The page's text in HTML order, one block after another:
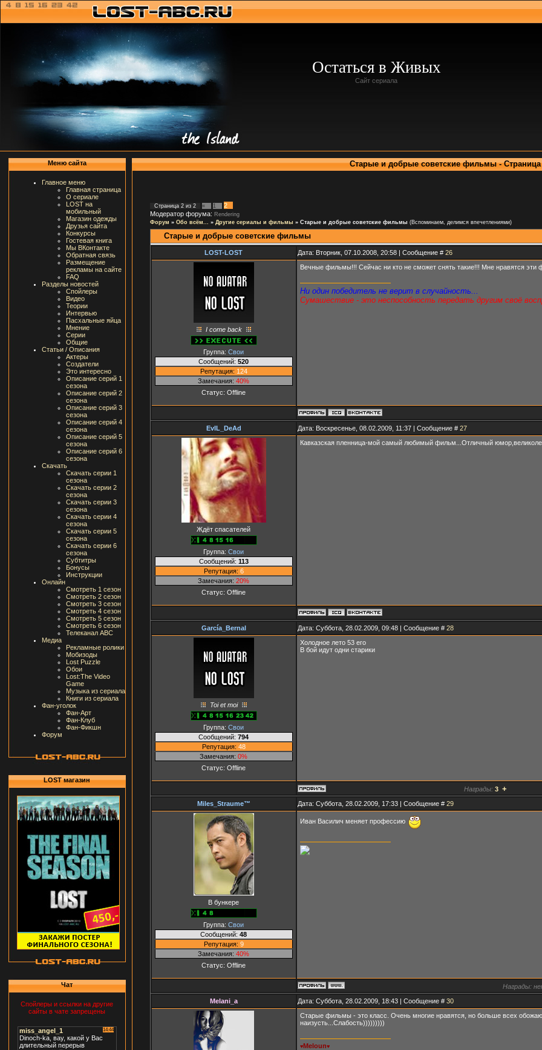
Остаться в Живых
Сайт сериала
Меню сайта
Главное меню
Главная страница
О сериале
LOST на
мобильный
Магазин одежды
Друзья сайта
Конкурсы
Гостевая книга
Мы ВКонтакте
Обратная связь
Размещение
рекламы на сайте
FAQ
Разделы новостей
Спойлеры
Видео
Теории
Интервью
Пасхальные яйца
Мнение
Серии
Общие
Статьи / Описания
Актеры
Создатели
Это интересно
Описание серий 1
сезона
Описание серий 2
сезона
Описание серий 3
сезона
Описание серий 4
сезона
Описание серий 5
сезона
Описание серий 6
сезона
Скачать
Скачать серии 1
сезона
Скачать серии 2
сезона
Скачать серии 3
сезона
Скачать серии 4
сезона
Скачать серии 5
сезона
Скачать серии 6
сезона
Субтитры
Бонусы
Инструкции
Онлайн
Смотреть 1 сезон
Смотреть 2 сезон
Смотреть 3 сезон
Смотреть 4 сезон
Смотреть 5 сезон
Смотреть 6 сезон
Телеканал ABC
Медиа
Рекламные ролики
Мобизоды
Lost Puzzle
Обои
Lost:The Video
Game
Музыка из сериала
Книги из сериала
Фан-уголок
Фан-Арт
Фан-Клуб
Фан-Фикшн
Форум
LOST магазин
Чат
Спойлеры и ссылки на другие
сайты в чате запрещены
Старые и добрые советские фильмы -
Страница 2из 2 « 1
2
Модератор форума: Rendering
Форум » Обо всём... » Другие сериалы и фильмы » Старые и добрые советские фильмы (Вспоминаем, делимся впечетлениями)
Старые и добрые советские фильмы
LOST-LOST Дата: Вторник, 07.10.2008, 20:58 | Сообщение # 26
I come back
Группа: Свои
Сообщений: 520
Репутация: 124
Замечания: 40%
Статус: Offline
Вечные фильмы!!! Сейчас ни кто не сможет снять такие!!! Мне нравятся
Ни один победитель не верит в случайность...
Сумашествие - это неспособность передать другим своё
EvIL_DeAd Дата: Воскресенье, 08.02.2009, 11:37 | Сообщение # 27
Ждёт спасателей
Группа: Свои
Сообщений: 113
Репутация: 6
Замечания: 20%
Статус: Offline
Кавказская пленница-мой самый любимый фильм...Отличный
García_Bernal Дата: Суббота, 28.02.2009, 09:48 | Сообщение # 28
Toi et moi
Группа: Свои
Сообщений: 794
Репутация: 48
Замечания: 0%
Статус: Offline
Холодное лето 53 его
В бой идут одни старики
Награды: 3 +
Miles_Straume™ Дата: Суббота, 28.02.2009, 17:33 | Сообщение # 29
В бункере
Группа: Свои
Сообщений: 48
Репутация: 9
Замечания: 40%
Статус: Offline
Иван Василич меняет профессию
Награды:
Melani_a
Дата: Суббота, 28.02.2009, 18:43 | Сообщение # 30
Старые фильмы - это класс. Очень многие нравятся, но больше всех
наизусть...Слабость)))))))))
♥Meloun♥